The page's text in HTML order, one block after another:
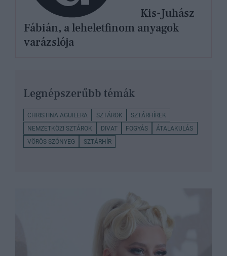
Kis-Juhász
Fábián, a leheletfinom anyagok
varázslója
Legnépszerűbb témák
CHRISTINA AGUILERA SZTÁROK
SZTÁRHÍREK
NEMZETKÖZI SZTÁROK
DIVAT FOGYÁS
ÁTALAKULÁS
VÖRÖS SZŐNYEG
SZTÁRHÍR